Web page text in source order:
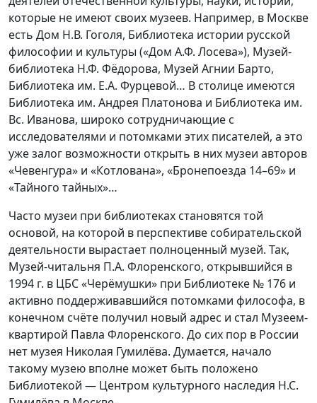
которые не имеют своих музеев. Например, в Москве
есть Дом Н.В. Гоголя, Библиотека истории русской
философии и культуры («Дом А.Ф. Лосева»), Музей-
библиотека Н.Ф. Фёдорова, Музей Агнии Барто,
Библиотека им. Е.А. Фурцевой… В столице имеются
Библиотека им. Андрея Платонова и Библиотека им.
Вс. Иванова, широко сотрудничающие с
исследователями и потомками этих писателей, а это
уже залог возможности открыть в них музеи авторов
«Чевенгура» и «Котлована», «Бронепоезда 14–69» и
«Тайного тайных»…
Часто музеи при библиотеках становятся той
основой, на которой в перспективе собирательской
деятельности вырастает полноценный музей. Так,
Музей-читальня П.А. Флоренского, открывшийся в
1994 г. в ЦБС «Черёмушки» при Библиотеке № 176 и
активно поддерживавшийся потомками философа, в
конечном счёте получил новый адрес и стал Музеем-
квартирой Павла Флоренского. До сих пор в России
нет музея Николая Гумилёва. Думается, начало
такому музею вполне может быть положено
Библиотекой — Центром культурного наследия Н.С.